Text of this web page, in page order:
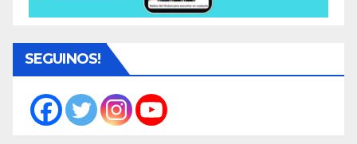
SEGUINOS!